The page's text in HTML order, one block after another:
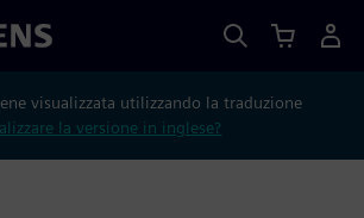
visualizzata utilizzando la traduzione
la versione in inglese?